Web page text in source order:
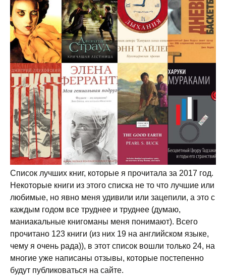
Список лучших книг, которые я прочитала за 2017 год.
Некоторые книги из этого списка не то что лучшие или
любимые, но явно меня удивили или зацепили, а это с
каждым годом все труднее и труднее (думаю,
маниакальные книгоманы меня понимают). Всего
прочитано 123 книги (из них 19 на английском языке,
чему я очень рада)), в этот список вошли только 24, на
многие уже написаны отзывы, которые постепенно
будут публиковаться на сайте.